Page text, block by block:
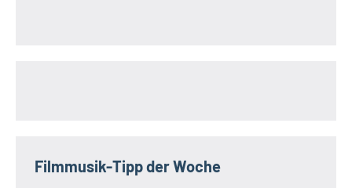
Filmmusik-Tipp der Woche